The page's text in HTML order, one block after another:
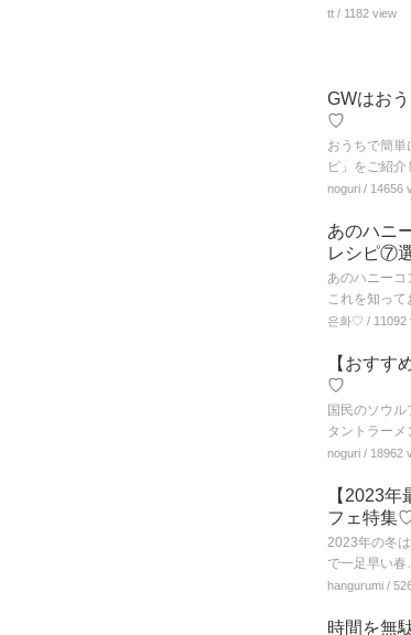
tt / 1182 view
GWはお
♡
おうちで簡
ピ」をご紹
noguri / 14656
あのハニ
レシピ⑦
あのハニー
これを知っ
은화♡ / 11092
【おす
♡
国民のソウ
タントラー
noguri / 18962
【2023
フェ特集
2023年の冬
で一足早い
hangurumi /
時間を無